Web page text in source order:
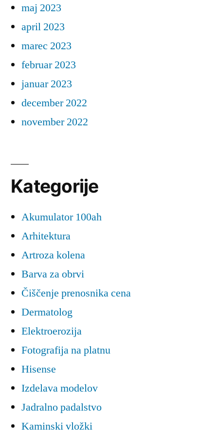
maj 2023
april 2023
marec 2023
februar 2023
januar 2023
december 2022
november 2022
Kategorije
Akumulator 100ah
Arhitektura
Artroza kolena
Barva za obrvi
Čiščenje prenosnika cena
Dermatolog
Elektroerozija
Fotografija na platnu
Hisense
Izdelava modelov
Jadralno padalstvo
Kaminski vložki